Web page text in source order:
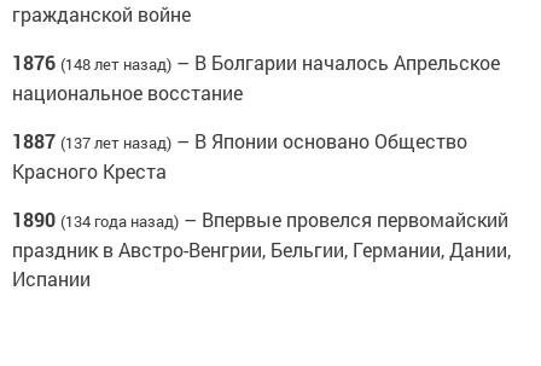
гражданской войне
1876 (148 лет назад) – В Болгарии началось Апрельское
национальное восстание
1887 (137 лет назад) – В Японии основано Общество
Красного Креста
1890 (134 года назад) – Впервые провелся первомайский
праздник в Австро-Венгрии, Бельгии, Германии, Дании,
Испании